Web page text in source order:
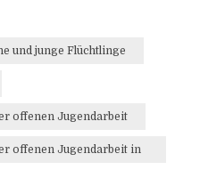
und junge Flüchtlinge
offenen Jugendarbeit
offenen Jugendarbeit in